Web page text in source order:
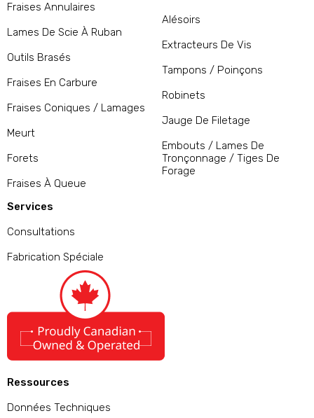
Fraises Annulaires
Lames De Scie À Ruban
Outils Brasés
Fraises En Carbure
Fraises Coniques / Lamages
Meurt
Forets
Fraises À Queue
Alésoirs
Extracteurs De Vis
Tampons / Poinçons
Robinets
Jauge De Filetage
Embouts / Lames De
Tronçonnage / Tiges De
Forage
Services
Consultations
Fabrication Spéciale
Ressources
Données Techniques